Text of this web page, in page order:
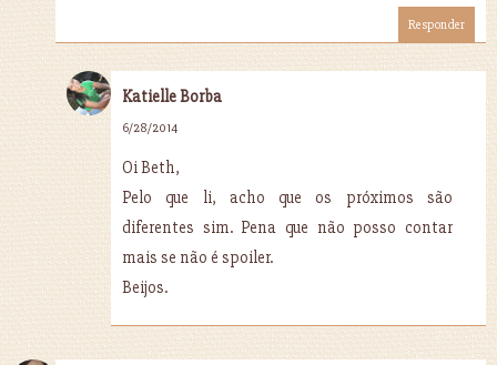
Responder
Katielle Borba
6/28/2014
Oi Beth,
Pelo que li, acho que os próximos são
diferentes sim. Pena que não posso contar
mais se não é spoiler.
Beijos.